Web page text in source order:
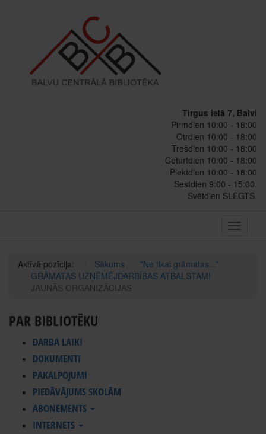
Tirgus ielā 7, Balvi
Pirmdien 10:00 - 18:00
Otrdien 10:00 - 18:00
Trešdien 10:00 - 18:00
Ceturtdien 10:00 - 18:00
Piektdien 10:00 - 18:00
Sestdien 9:00 - 15:00.
Svētdien SLĒGTS.
Toggle
Aktīvā pozīcija: Sākums
"Ne tikai grāmatas..."
GRĀMATAS UZŅĒMĒJDARBĪBAS ATBALSTAM!
JAUNĀS ORGANIZĀCIJAS
PAR BIBLIOTĒKU
DARBA LAIKI
DOKUMENTI
PAKALPOJUMI
PIEDĀVĀJUMS SKOLĀM
ABONEMENTS
INTERNETS